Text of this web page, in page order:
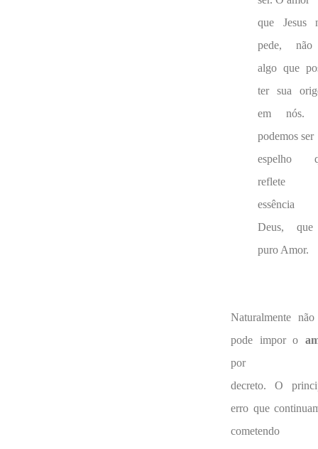
que Jesus
pede,
algo que
ter sua
em nós.
podemos ser
espelho
reflete
essência
Deus,
puro Amor.
Naturalmente
pode impor o
por
decreto. O
erro que